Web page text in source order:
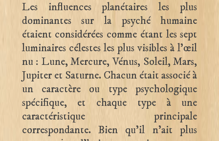
Les influences planétaires les plus
dominantes sur la psyché humaine
étaient considérées comme étant les sept
luminaires célestes les plus visibles à l’œil
nu : Lune, Mercure, Vénus, Soleil, Mars,
Jupiter et Saturne. Chacun était associé à
un caractère ou type psychologique
spécifique, et chaque type à une
caractéristique principale
correspondante. Bien qu’il n’ait plus